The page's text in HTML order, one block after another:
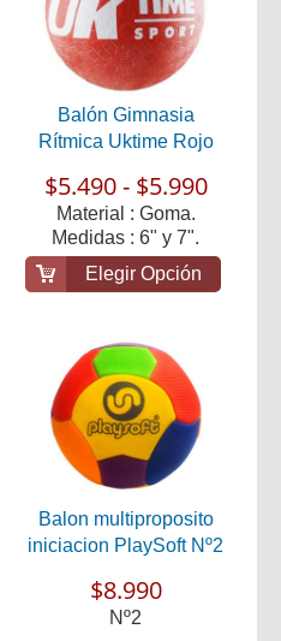
Balón Gimnasia
Rítmica Uktime Rojo
$5.490 - $5.990
Material : Goma.
Medidas : 6" y 7".
Elegir Opción
Balon multiproposito
iniciacion PlaySoft Nº2
$8.990
Nº2